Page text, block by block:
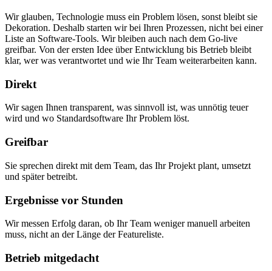
Wir glauben, Technologie muss ein Problem lösen, sonst bleibt sie
Dekoration. Deshalb starten wir bei Ihren Prozessen, nicht bei einer
Liste an Software-Tools. Wir bleiben auch nach dem Go-live
greifbar. Von der ersten Idee über Entwicklung bis Betrieb bleibt
klar, wer was verantwortet und wie Ihr Team weiterarbeiten kann.
Direkt
Wir sagen Ihnen transparent, was sinnvoll ist, was unnötig teuer
wird und wo Standardsoftware Ihr Problem löst.
Greifbar
Sie sprechen direkt mit dem Team, das Ihr Projekt plant, umsetzt
und später betreibt.
Ergebnisse vor Stunden
Wir messen Erfolg daran, ob Ihr Team weniger manuell arbeiten
muss, nicht an der Länge der Featureliste.
Betrieb mitgedacht